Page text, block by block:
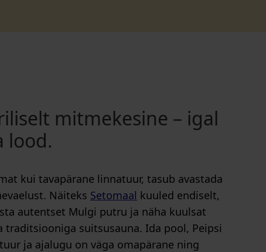
mitmekesine – igal
lood.
kui tavapärane linnatuur, tasub avastada
Näiteks Setomaal kuuled endiselt,
autentset Mulgi putru ja näha kuulsat
traditsiooniga suitsusauna. Ida pool, Peipsi
ja ajalugu on väga omapärane ning